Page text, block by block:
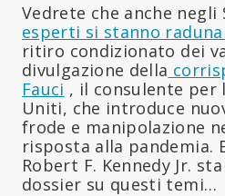
Vedrete che anche
esperti si stanno
ritiro condizionato dei
divulgazione della
Fauci , il consulente per
Uniti, che introduce
frode e manipolazione
risposta alla pandemia.
Robert F. Kennedy Jr.
dossier su questi temi…